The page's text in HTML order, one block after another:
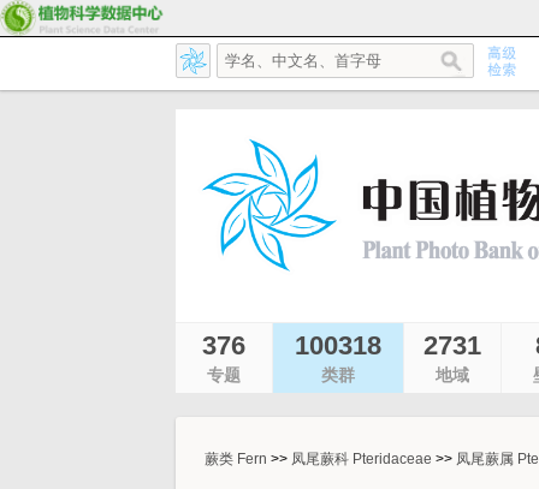
376
专题
100318
类群
2731
地域
蕨类 Fern >> 凤尾蕨科 Pteridaceae >> 凤尾蕨属